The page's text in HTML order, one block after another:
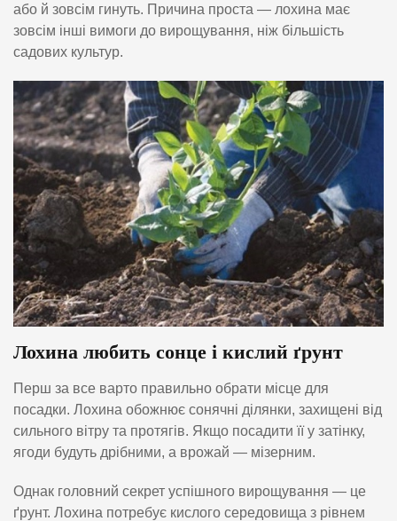
або й зовсім гинуть. Причина проста — лохина має
зовсім інші вимоги до вирощування, ніж більшість
садових культур.
Лохина любить сонце і кислий ґрунт
Перш за все варто правильно обрати місце для
посадки. Лохина обожнює сонячні ділянки, захищені від
сильного вітру та протягів. Якщо посадити її у затінку,
ягоди будуть дрібними, а врожай — мізерним.
Однак головний секрет успішного вирощування — це
ґрунт. Лохина потребує кислого середовища з рівнем